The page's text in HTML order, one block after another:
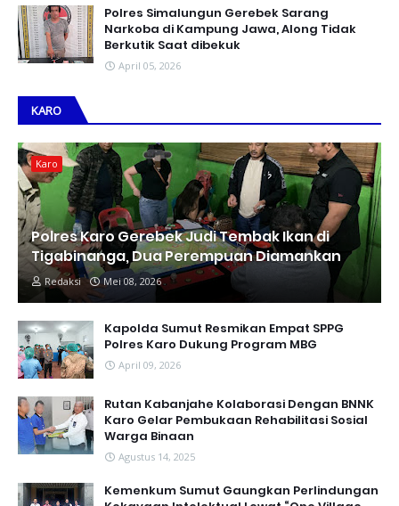
Polres Simalungun Gerebek Sarang
Narkoba di Kampung Jawa, Along Tidak
Berkutik Saat dibekuk
April 05, 2026
KARO
Karo
Polres Karo Gerebek Judi Tembak Ikan di
Tigabinanga, Dua Perempuan Diamankan
Redaksi Mei 08, 2026
Kapolda Sumut Resmikan Empat SPPG
Polres Karo Dukung Program MBG
April 09, 2026
Rutan Kabanjahe Kolaborasi Dengan BNNK
Karo Gelar Pembukaan Rehabilitasi Sosial
Warga Binaan
Agustus 14, 2025
Kemenkum Sumut Gaungkan Perlindungan